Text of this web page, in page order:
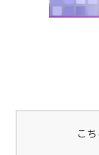
こ